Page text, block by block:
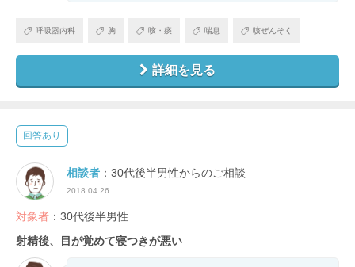
呼吸器内科 胸 咳・痰 喘息 咳ぜんそく
詳細を見る
回答あり
相談者 ：30代後半男性からのご相談
2018.04.26
対象者 ：30代後半男性
射精後、目が覚めて寝つきが悪い